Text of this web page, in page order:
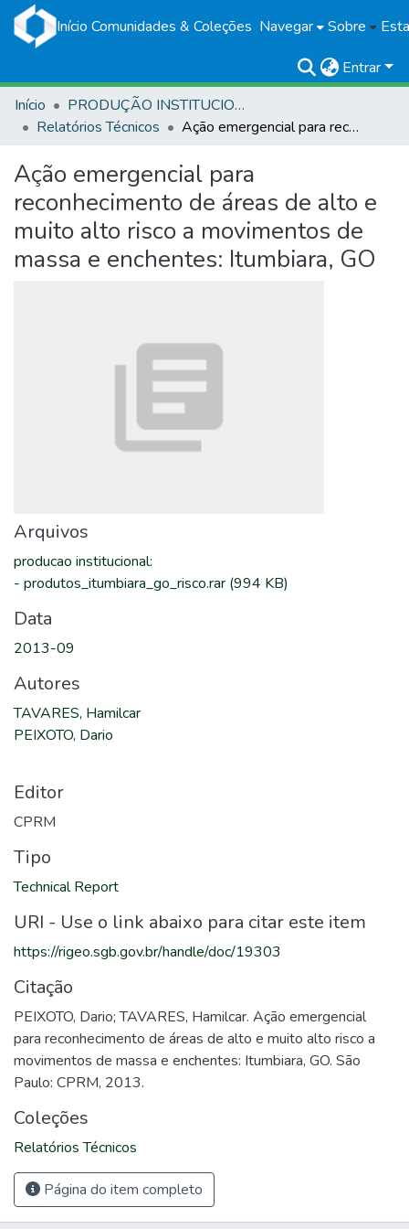
Início Comunidades & Coleções Navegar Sobre
Entrar
Início
PRODUÇÃO INSTITUCIONAL
Relatórios Técnicos
Ação emergencial para reconhecimento de áreas de alto e muito alto risco a movimentos de massa e enchentes: Itumbiara, GO
Ação emergencial para
reconhecimento de áreas de alto e
muito alto risco a movimentos de
massa e enchentes: Itumbiara, GO
Arquivos
producao institucional:
- produtos_itumbiara_go_risco.rar (994 KB)
Data
2013-09
Autores
TAVARES, Hamilcar
PEIXOTO, Dario
Editor
CPRM
Tipo
Technical Report
URI - Use o link abaixo para citar este item
https://rigeo.sgb.gov.br/handle/doc/19303
Citação
PEIXOTO, Dario; TAVARES, Hamilcar. Ação emergencial
para reconhecimento de áreas de alto e muito alto risco a
movimentos de massa e enchentes: Itumbiara, GO. São
Paulo: CPRM, 2013.
Coleções
Relatórios Técnicos
Página do item completo